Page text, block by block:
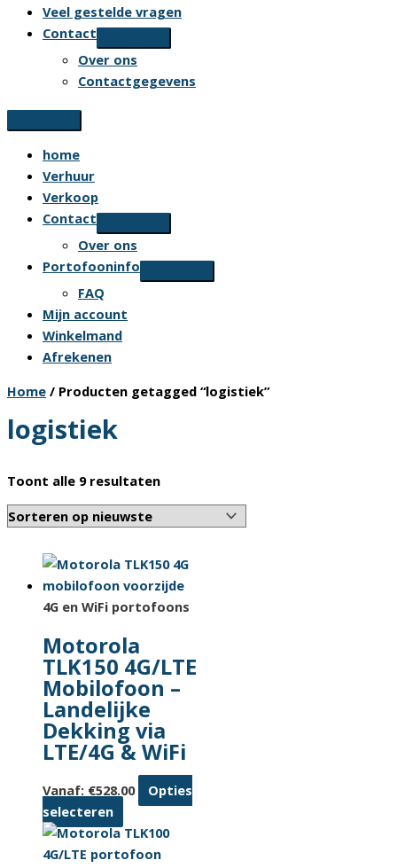
Veel gestelde vragen
Contact
Over ons
Contactgegevens
home
Verhuur
Verkoop
Contact
Over ons
Portofooninfo
FAQ
Mijn account
Winkelmand
Afrekenen
Home / Producten getagged “logistiek”
logistiek
Toont alle 9 resultatenGesorteerd
op
nieuwste
4G en WiFi portofoons
Motorola
TLK150 4G/LTE
Mobilofoon –
Landelijke
Dekking via
LTE/4G & WiFi
Vanaf: €528.00
Opties
selecteren
Dit
product
heeft